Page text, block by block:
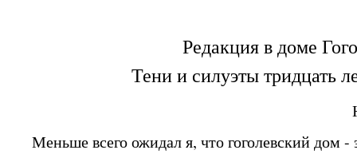
Редакция в доме
Тени и силуэты тридцать
Меньше всего ожидал я, что гоголевский дом -